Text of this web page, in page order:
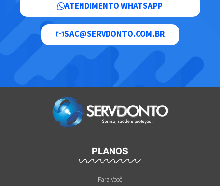
ATENDIMENTO WHATSAPP
SAC@SERVDONTO.COM.BR
PLANOS
Para Você